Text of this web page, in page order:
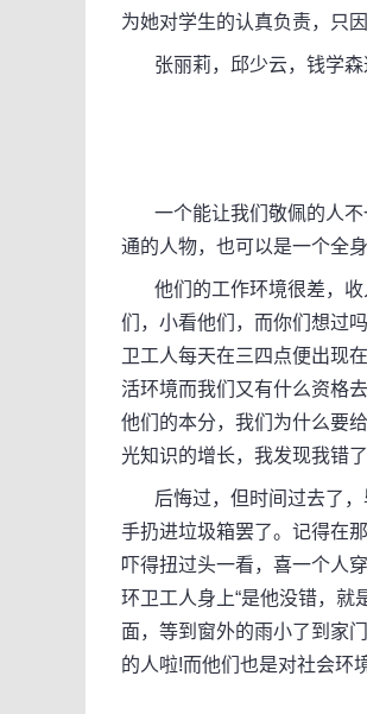
为她对学生的认真负责，只
张丽莉，邱少云，钱学森
一个能让我们敬佩的人不
通的人物，也可以是一个全
他们的工作环境很差，收
们，小看他们，而你们想过
卫工人每天在三四点便出现
活环境而我们又有什么资格
他们的本分，我们为什么要
光知识的增长，我发现我错
后悔过，但时间过去了，
手扔进垃圾箱罢了。记得在
吓得扭过头一看，喜一个人
环卫工人身上“是他没错，就
面，等到窗外的雨小了到家
的人啦!而他们也是对社会环